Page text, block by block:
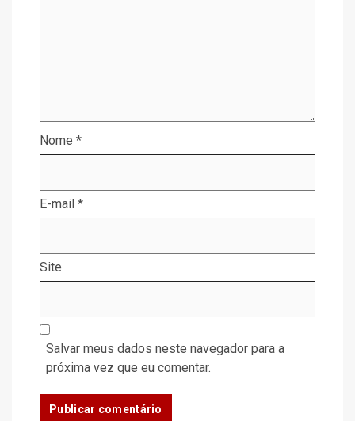
Nome *
E-mail *
Site
Salvar meus dados neste navegador para a
próxima vez que eu comentar.